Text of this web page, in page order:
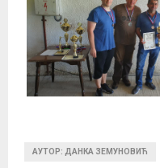
АУТОР: ДАНКА ЗЕМУНОВИЋ